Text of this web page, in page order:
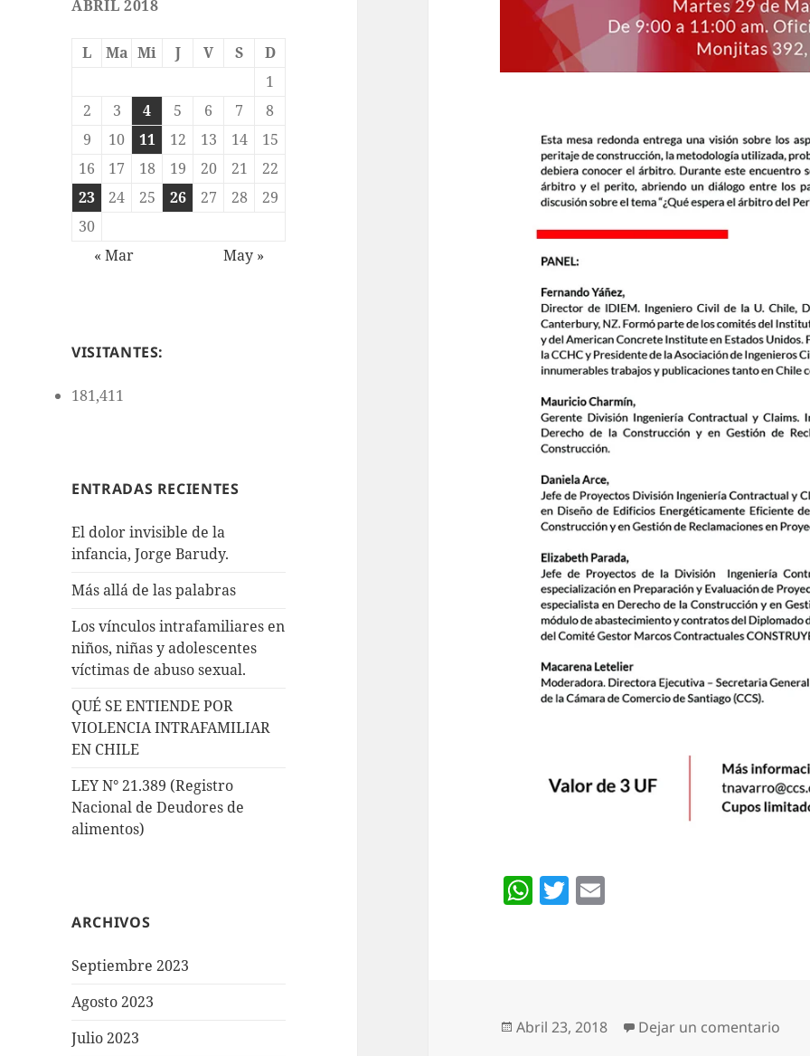
ABRIL 2018
L Ma Mi J V S
D
1
2
3 4 5 6 7
8
9
10 11 12 13 14
15
16
17 18 19 20 21
22
23
24 25 26 27 28
29
30
« Mar
May »
VISITANTES:
181,411
ENTRADAS RECIENTES
El dolor invisible de la
infancia, Jorge Barudy.
Más allá de las palabras
Los vínculos intrafamiliares en
niños, niñas y adolescentes
víctimas de abuso sexual.
QUÉ SE ENTIENDE POR
VIOLENCIA INTRAFAMILIAR
EN CHILE
LEY N° 21.389 (Registro
Nacional de Deudores de
alimentos)
ARCHIVOS
Septiembre 2023
Agosto 2023
Julio 2023
W
p
T
Publicado
Abril 23, 2018 Dejar un comentario